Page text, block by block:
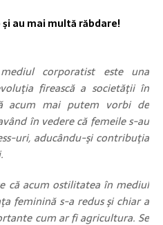
au mai multă răbdare!
corporatist este una
firească a societăţii în
acum mai putem vorbi de
în vedere că femeile s-au
uri, aducându-şi contribuţia
că acum ostilitatea în mediul
feminină s-a redus şi chiar a
cum ar fi agricultura. Se